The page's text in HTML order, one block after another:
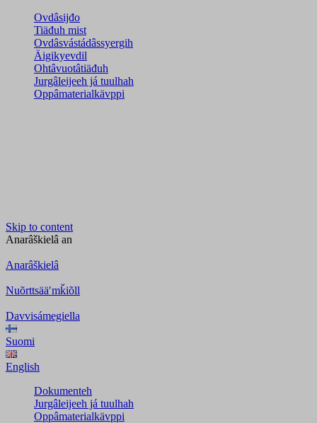
Ovdâsijđo
Tiäđuh mist
Ovdâsvástádâssyergih
Äigikyevdil
Ohtâvuotâtiäđuh
Jurgâleijeeh já tuulhah
Oppâmaterialkävppi
Skip to content
Anarâškielâ an
Anarâškielâ
Nuõrttsääʹmǩiõll
Davvisámegiella
Suomi
English
Dokumenteh
Jurgâleijeeh já tuulhah
Oppâmaterialkävppi